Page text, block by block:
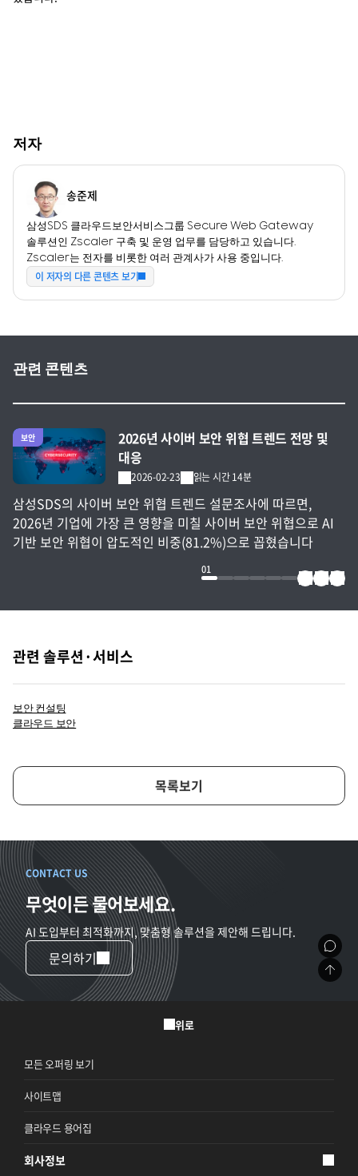
저자
송준제
삼성SDS 클라우드보안서비스그룹 Secure Web Gateway
솔루션인 Zscaler 구축 및 운영 업무를 담당하고 있습니다.
Zscaler는 전자를 비롯한 여러 관계사가 사용 중입니다.
이 저자의 다른 콘텐츠 보기
관련 콘텐츠
전체 글 보기
보안
2026-02-23 읽는 시간 14분
2026년 사이버 보안 위협 트렌드 전망 및
대응
삼성SDS의 사이버 보안 위협 트렌드 설문조사에 따르면,
2026년 기업에 가장 큰 영향을 미칠 사이버 보안 위협으로 AI
기반 보안 위협이 압도적인 비중(81.2%)으로 꼽혔습니다
01
관련 솔루션·서비스
보안 컨설팅
클라우드 보안
목록보기
CONTACT US
무엇이든 물어보세요.
AI 도입부터 최적화까지, 맞춤형 솔루션을 제안해 드립니다.
문의하기
위로
모든 오퍼링 보기
사이트맵
클라우드 용어집
회사정보